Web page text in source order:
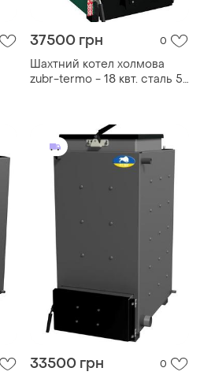
37500 грн 0
Шахтний котел холмова
zubr-termo - 18 квт. сталь 5
33500 грн 0